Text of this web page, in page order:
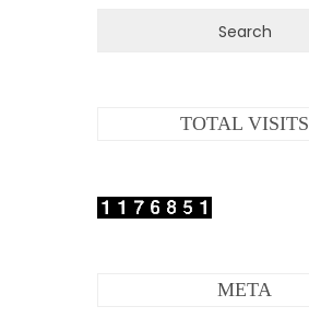
TOTAL VISITS
META